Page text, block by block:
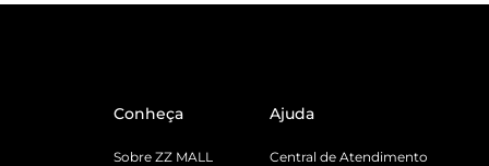
Conheça
Sobre ZZ MALL
Ajuda
Central de Atendimento